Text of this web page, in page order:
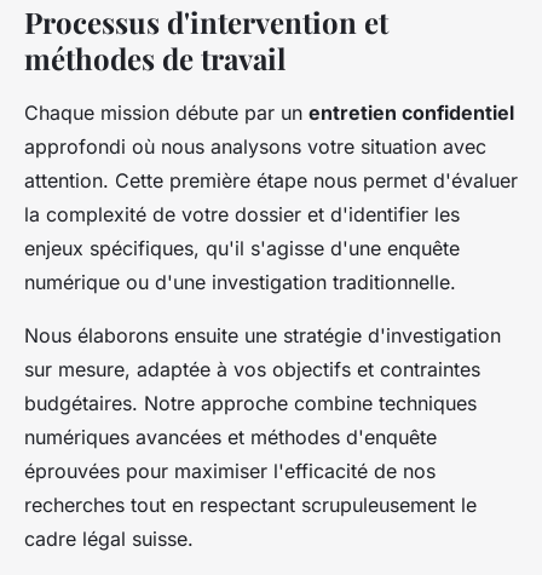
Processus d'intervention et
méthodes de travail
Chaque mission débute par un entretien confidentiel
approfondi où nous analysons votre situation avec
attention. Cette première étape nous permet d'évaluer
la complexité de votre dossier et d'identifier les
enjeux spécifiques, qu'il s'agisse d'une enquête
numérique ou d'une investigation traditionnelle.
Nous élaborons ensuite une stratégie d'investigation
sur mesure, adaptée à vos objectifs et contraintes
budgétaires. Notre approche combine techniques
numériques avancées et méthodes d'enquête
éprouvées pour maximiser l'efficacité de nos
recherches tout en respectant scrupuleusement le
cadre légal suisse.